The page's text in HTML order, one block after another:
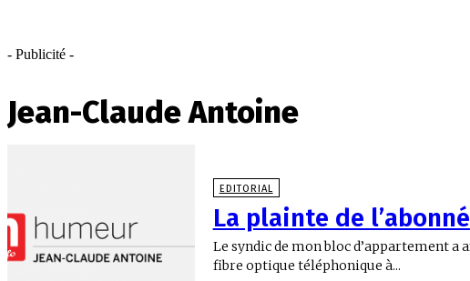
- Publicité -
Jean-Claude Antoine
EDITORIAL
La plainte de
Le syndic de mon bloc d’appartement
fibre optique téléphonique à...